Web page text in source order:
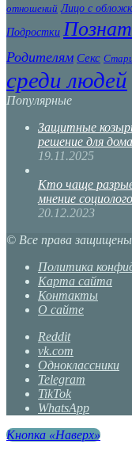
отношений Лицо с
Подростки
Родителям Секс
среди людей
Популярные
Защитные
решение для
19.11.2025
Кто чаще
мнение
20.12.2023
© Все права
Политика
Карта сайта
Контакты
О сайте
Reddit
vk.com
Одноклассники
Telegram
TikTok
WhatsApp
Кнопка «Наверх»